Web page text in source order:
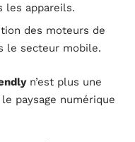
les appareils.
des moteurs de
le secteur mobile.
n’est plus une
paysage numérique